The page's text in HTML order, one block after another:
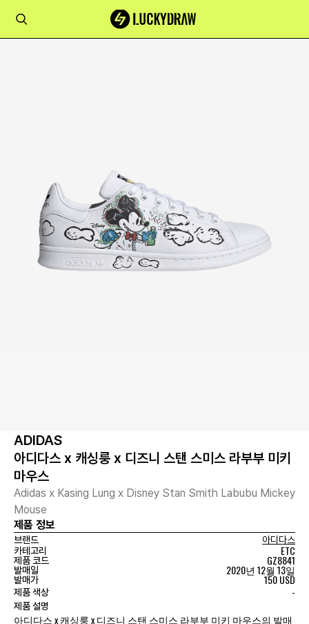
ADIDAS
아디다스 x 캐싱룽 x 디즈니 스탠 스미스 라부부 미키
마우스
Adidas x Kasing Lung x Disney Stan Smith Labubu Mickey
Mouse
제품 정보
브랜드
아디다스
카테고리
ETC
제품 코드 GZ8841
발매일 2020년 12월 13일
발매가 150 USD
제품 색상 -
제품 설명
아디다스 x 캐싱룽 x 디즈니 스탠 스미스 라부부 미키 마우스의 발매